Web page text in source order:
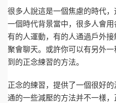
很多人說這是一個焦慮的時代
一個時代背景當中，很多人會用
有的人運動，有的人通過戶外
聚會聊天。或許你可以有另外
到的正念練習的方法。
正念的練習，提供了一個很好
通的一些減壓的方法并不一樣